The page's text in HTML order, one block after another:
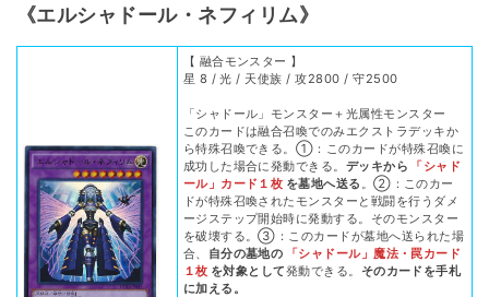
《エルシャドール・ネフィリム》
【 融合モンスター 】
星 8 / 光 / 天使族 / 攻2800 / 守2500
「シャドール」モンスター＋光属性モンスター
このカードは融合召喚でのみエクストラデッキか
ら特殊召喚できる。①：このカードが特殊召喚に
成功した場合に発動できる。 デッキから
「シャド
ール」カード１枚 を墓地へ送る 。②：このカー
ドが特殊召喚されたモンスターと戦闘を行うダメ
ージステップ開始時に発動する。そのモンスター
を破壊する。③：このカードが墓地へ送られた場
合、
自分の墓地の
「シャドール」魔法・罠カード
１枚 を対象として発動できる。
そのカードを手札
に加える。